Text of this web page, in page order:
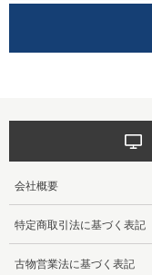
会社概要
特定商取引法に基づく表記
古物営業法に基づく表記